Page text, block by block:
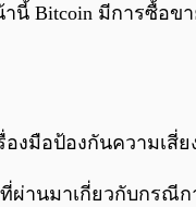
Bitcoin มีการซื้อข
งมือป้องกันความเสี่ย
ผ่านมาเกี่ยวกับกรณี